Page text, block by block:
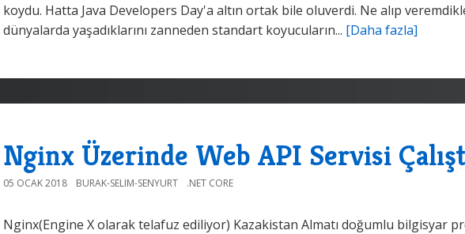
koydu. Hatta Java Developers Day'a altın ortak bile oluverdi. Ne alıp
dünyalarda yaşadıklarını zanneden standart koyucuların... [Daha fazla]
Nginx Üzerinde Web API Servisi
05 OCAK 2018 BURAK-SELIM-SENYURT .NET CORE
Nginx(Engine X olarak telafuz ediliyor) Kazakistan Almatı doğumlu bilgisyar